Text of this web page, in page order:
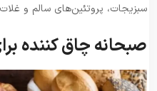
سبزیجات، پروتئین‌های سالم و
صبحانه چاق کننده